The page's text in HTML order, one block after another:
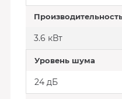
3.6 кВт
Уровень шума
24 дБ